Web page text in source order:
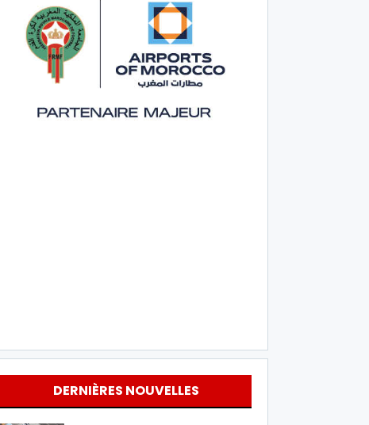
DERNIÈRES NOUVELLES